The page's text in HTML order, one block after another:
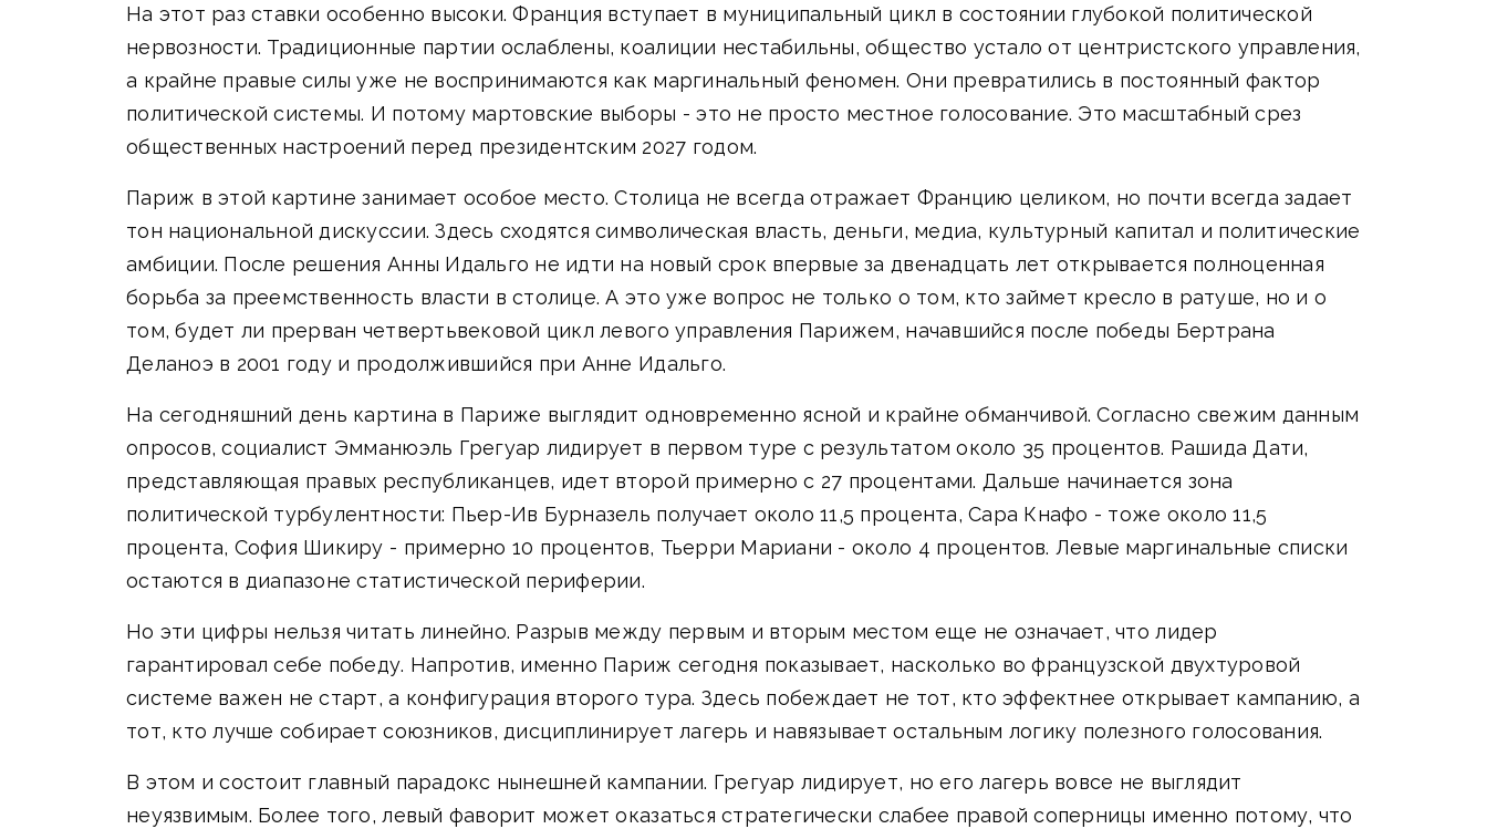
На этот раз ставки особенно высоки. Франция вступает в муниципальный цикл в состоянии глубокой политической
нервозности. Традиционные партии ослаблены, коалиции нестабильны, общество устало от центристского управления,
а крайне правые силы уже не воспринимаются как маргинальный феномен. Они превратились в постоянный фактор
политической системы. И потому мартовские выборы - это не просто местное голосование. Это масштабный срез
общественных настроений перед президентским 2027 годом.
Париж в этой картине занимает особое место. Столица не всегда отражает Францию целиком, но почти всегда задает
тон национальной дискуссии. Здесь сходятся символическая власть, деньги, медиа, культурный капитал и политические
амбиции. После решения Анны Идальго не идти на новый срок впервые за двенадцать лет открывается полноценная
борьба за преемственность власти в столице. А это уже вопрос не только о том, кто займет кресло в ратуше, но и о
том, будет ли прерван четвертьвековой цикл левого управления Парижем, начавшийся после победы Бертрана
Деланоэ в 2001 году и продолжившийся при Анне Идальго.
На сегодняшний день картина в Париже выглядит одновременно ясной и крайне обманчивой. Согласно свежим данным
опросов, социалист Эмманюэль Грегуар лидирует в первом туре с результатом около 35 процентов. Рашида Дати,
представляющая правых республиканцев, идет второй примерно с 27 процентами. Дальше начинается зона
политической турбулентности: Пьер-Ив Бурназель получает около 11,5 процента, Сара Кнафо - тоже около 11,5
процента, София Шикиру - примерно 10 процентов, Тьерри Мариани - около 4 процентов. Левые маргинальные списки
остаются в диапазоне статистической периферии.
Но эти цифры нельзя читать линейно. Разрыв между первым и вторым местом еще не означает, что лидер
гарантировал себе победу. Напротив, именно Париж сегодня показывает, насколько во французской двухтуровой
системе важен не старт, а конфигурация второго тура. Здесь побеждает не тот, кто эффектнее открывает кампанию, а
тот, кто лучше собирает союзников, дисциплинирует лагерь и навязывает остальным логику полезного голосования.
В этом и состоит главный парадокс нынешней кампании. Грегуар лидирует, но его лагерь вовсе не выглядит
неуязвимым. Более того, левый фаворит может оказаться стратегически слабее правой соперницы именно потому, что